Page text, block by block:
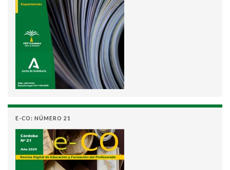
E-CO: NÚMERO 21